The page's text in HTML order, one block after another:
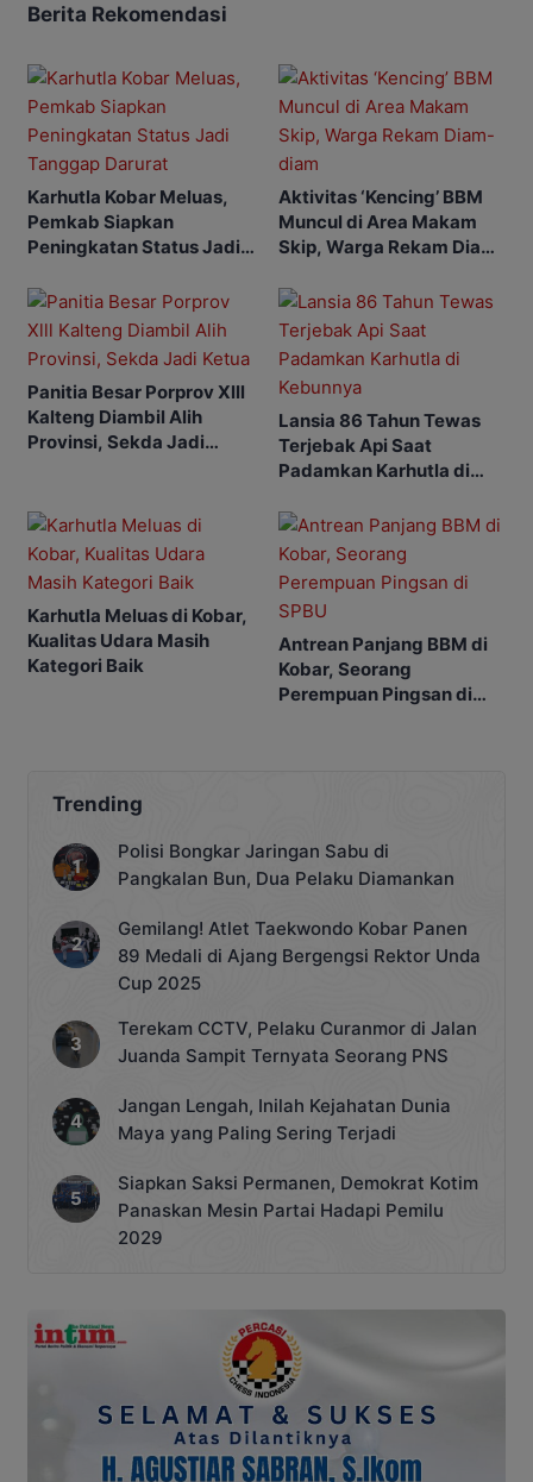
Berita Rekomendasi
Karhutla Kobar Meluas,
Pemkab Siapkan
Peningkatan Status Jadi
Aktivitas ‘Kencing’ BBM
Muncul di Area Makam
Skip, Warga Rekam Diam-
Panitia Besar Porprov Xlll
Kalteng Diambil Alih
Provinsi, Sekda Jadi
Lansia 86 Tahun Tewas
Terjebak Api Saat
Padamkan Karhutla di
Karhutla Meluas di Kobar,
Kualitas Udara Masih
Kategori Baik
Antrean Panjang BBM di
Kobar, Seorang
Perempuan Pingsan di
Trending
Polisi Bongkar Jaringan Sabu di
Pangkalan Bun, Dua Pelaku Diamankan
Gemilang! Atlet Taekwondo Kobar Panen
89 Medali di Ajang Bergengsi Rektor Unda
Cup 2025
Terekam CCTV, Pelaku Curanmor di Jalan
Juanda Sampit Ternyata Seorang PNS
Jangan Lengah, Inilah Kejahatan Dunia
Maya yang Paling Sering Terjadi
Siapkan Saksi Permanen, Demokrat Kotim
Panaskan Mesin Partai Hadapi Pemilu
2029